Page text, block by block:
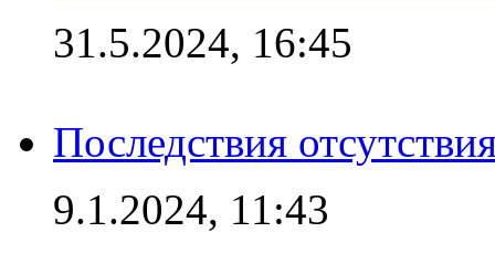
31.5.2024, 16:45
Последствия
9.1.2024, 11:43